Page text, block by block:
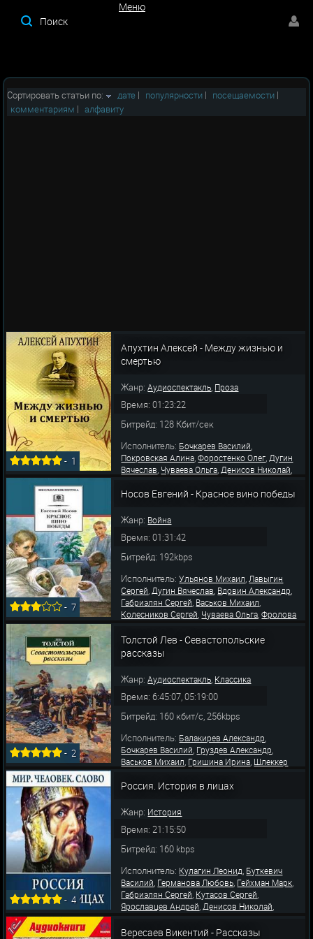
Меню
Сортировать статьи по: дате | популярности | посещаемости |
комментариям | алфавиту
- 1
Апухтин Алексей - Между жизнью и
смертью
Жанр:Аудиоспектакль, Проза
Время: 01:23:22
Битрейд: 128 Кбит/сек
Исполнитель: Бочкарев Василий,
Покровская Алина,Форостенко Олег,Дугин
Вячеслав, Чуваева Ольга,Денисов Николай,
-7
Носов Евгений - Красное вино победы
Жанр: Война
Время: 01:31:42
Битрейд: 192kbps
Исполнитель:Ульянов Михаил,Лавыгин
Сергей,Дугин Вячеслав, Вдовин Александр,
Габриэлян Сергей, Васьков Михаил,
Колесников Сергей, Чуваева Ольга,Фролова
Васильева Ольга,Миллиоти Елена,
Шипунова Наталья
Шолохов
-2
Толстой Лев - Севастопольские
рассказы
Жанр:Аудиоспектакль, Классика
Время: 6:45:07, 05:19:00
Битрейд: 160 кбит/с, 256kbps
Исполнитель: Балакирев Александр,
Бочкарев Василий, Груздев Александр,
Васьков Михаил, Гришина Ирина, Шлеккер
Колесников Иван,Ярославцев Андрей
Писаренко Дмитрий
Константин ,
-4
Россия. История в лицах
Жанр: История
Время: 21:15:50
Битрейд: 160 kbps
Исполнитель: Кулагин Леонид, Буткевич
Василий, Германова Любовь, Гейхман Марк,
Габриэлян Сергей, Кутасов Сергей,
Ярославцев Андрей,Денисов Николай,
Колесников Сергей,Каменкова Анна
Вересаев Викентий - Рассказы